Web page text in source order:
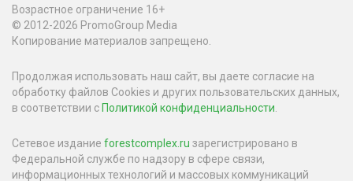
Возрастное ограничение 16+
© 2012-2026 PromoGroup Media
Копирование материалов запрещено.
Продолжая использовать наш сайт, вы даете согласие на
обработку файлов Cookies и других пользовательских данных,
в соответствии с Политикой конфиденциальности
Сетевое издание forestcomplex.ru зарегистрировано в
Федеральной службе по надзору в сфере связи,
информационных технологий и массовых коммуникаций